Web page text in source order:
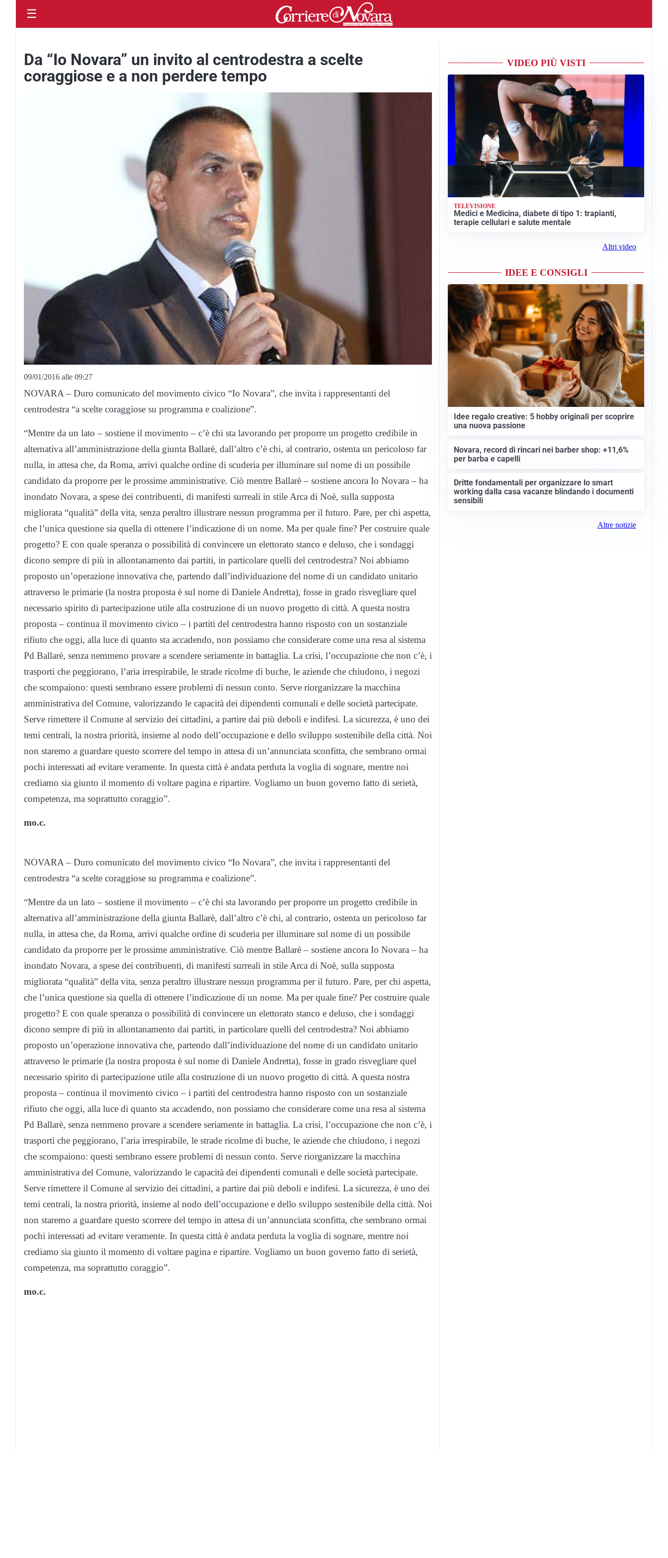
☰
Da “Io Novara” un invito al centrodestra a scelte
coraggiose e a non perdere tempo
09/01/2016 alle 09:27
NOVARA – Duro comunicato del movimento civico “Io Novara”, che invita i rappresentanti del
centrodestra “a scelte coraggiose su programma e coalizione”.
“Mentre da un lato – sostiene il movimento – c’è chi sta lavorando per proporre un progetto credibile in
alternativa all’amministrazione della giunta Ballarè, dall’altro c’è chi, al contrario, ostenta un pericoloso far
nulla, in attesa che, da Roma, arrivi qualche ordine di scuderia per illuminare sul nome di un possibile
candidato da proporre per le prossime amministrative. Ciò mentre Ballarè – sostiene ancora Io Novara – ha
inondato Novara, a spese dei contribuenti, di manifesti surreali in stile Arca di Noè, sulla supposta
migliorata “qualità” della vita, senza peraltro illustrare nessun programma per il futuro. Pare, per chi aspetta,
che l’unica questione sia quella di ottenere l’indicazione di un nome. Ma per quale fine? Per costruire quale
progetto? E con quale speranza o possibilità di convincere un elettorato stanco e deluso, che i sondaggi
dicono sempre di più in allontanamento dai partiti, in particolare quelli del centrodestra? Noi abbiamo
proposto un’operazione innovativa che, partendo dall’individuazione del nome di un candidato unitario
attraverso le primarie (la nostra proposta è sul nome di Daniele Andretta), fosse in grado risvegliare quel
necessario spirito di partecipazione utile alla costruzione di un nuovo progetto di città. A questa nostra
proposta – continua il movimento civico – i partiti del centrodestra hanno risposto con un sostanziale
rifiuto che oggi, alla luce di quanto sta accadendo, non possiamo che considerare come una resa al sistema
Pd Ballarè, senza nemmeno provare a scendere seriamente in battaglia. La crisi, l’occupazione che non c’è, i
trasporti che peggiorano, l’aria irrespirabile, le strade ricolme di buche, le aziende che chiudono, i negozi
che scompaiono: questi sembrano essere problemi di nessun conto. Serve riorganizzare la macchina
amministrativa del Comune, valorizzando le capacità dei dipendenti comunali e delle società partecipate.
Serve rimettere il Comune al servizio dei cittadini, a partire dai più deboli e indifesi. La sicurezza, è uno dei
temi centrali, la nostra priorità, insieme al nodo dell’occupazione e dello sviluppo sostenibile della città. Noi
non staremo a guardare questo scorrere del tempo in attesa di un’annunciata sconfitta, che sembrano ormai
pochi interessati ad evitare veramente. In questa città è andata perduta la voglia di sognare, mentre noi
crediamo sia giunto il momento di voltare pagina e ripartire. Vogliamo un buon governo fatto di serietà,
competenza, ma soprattutto coraggio”.
mo.c.
NOVARA – Duro comunicato del movimento civico “Io Novara”, che invita i rappresentanti del
centrodestra “a scelte coraggiose su programma e coalizione”.
“Mentre da un lato – sostiene il movimento – c’è chi sta lavorando per proporre un progetto credibile in
alternativa all’amministrazione della giunta Ballarè, dall’altro c’è chi, al contrario, ostenta un pericoloso far
nulla, in attesa che, da Roma, arrivi qualche ordine di scuderia per illuminare sul nome di un possibile
candidato da proporre per le prossime amministrative. Ciò mentre Ballarè – sostiene ancora Io Novara – ha
inondato Novara, a spese dei contribuenti, di manifesti surreali in stile Arca di Noè, sulla supposta
migliorata “qualità” della vita, senza peraltro illustrare nessun programma per il futuro. Pare, per chi aspetta,
che l’unica questione sia quella di ottenere l’indicazione di un nome. Ma per quale fine? Per costruire quale
progetto? E con quale speranza o possibilità di convincere un elettorato stanco e deluso, che i sondaggi
dicono sempre di più in allontanamento dai partiti, in particolare quelli del centrodestra? Noi abbiamo
proposto un’operazione innovativa che, partendo dall’individuazione del nome di un candidato unitario
attraverso le primarie (la nostra proposta è sul nome di Daniele Andretta), fosse in grado risvegliare quel
necessario spirito di partecipazione utile alla costruzione di un nuovo progetto di città. A questa nostra
proposta – continua il movimento civico – i partiti del centrodestra hanno risposto con un sostanziale
rifiuto che oggi, alla luce di quanto sta accadendo, non possiamo che considerare come una resa al sistema
Pd Ballarè, senza nemmeno provare a scendere seriamente in battaglia. La crisi, l’occupazione che non c’è, i
trasporti che peggiorano, l’aria irrespirabile, le strade ricolme di buche, le aziende che chiudono, i negozi
che scompaiono: questi sembrano essere problemi di nessun conto. Serve riorganizzare la macchina
amministrativa del Comune, valorizzando le capacità dei dipendenti comunali e delle società partecipate.
Serve rimettere il Comune al servizio dei cittadini, a partire dai più deboli e indifesi. La sicurezza, è uno dei
temi centrali, la nostra priorità, insieme al nodo dell’occupazione e dello sviluppo sostenibile della città. Noi
non staremo a guardare questo scorrere del tempo in attesa di un’annunciata sconfitta, che sembrano ormai
pochi interessati ad evitare veramente. In questa città è andata perduta la voglia di sognare, mentre noi
crediamo sia giunto il momento di voltare pagina e ripartire. Vogliamo un buon governo fatto di serietà,
competenza, ma soprattutto coraggio”.
mo.c.
VIDEO PIÙ VISTI
TELEVISIONE
Medici e Medicina, diabete di tipo 1: trapianti,
terapie cellulari e salute mentale
Altri video
IDEE E CONSIGLI
Idee regalo creative: 5 hobby originali per scoprire
una nuova passione
Novara, record di rincari nei barber shop: +11,6%
per barba e capelli
Dritte fondamentali per organizzare lo smart
working dalla casa vacanze blindando i documenti
sensibili
Altre notizie